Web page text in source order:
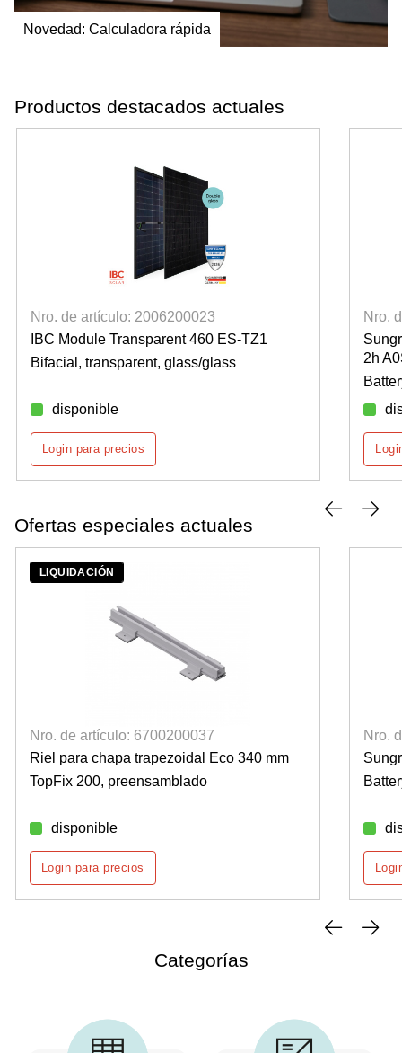
Novedad: Calculadora rápida
Productos destacados actuales
Nro. de artículo: 2006200023
IBC Module Transparent 460 ES-TZ1
Bifacial, transparent, glass/glass
disponible
Login para precios
Nro.
2h
Ofertas especiales actuales
LIQUIDACIÓN
Nro. de artículo: 6700200037
Riel para chapa trapezoidal Eco 340 mm
TopFix 200, preensamblado
disponible
Login para precios
Nro.
Categorías